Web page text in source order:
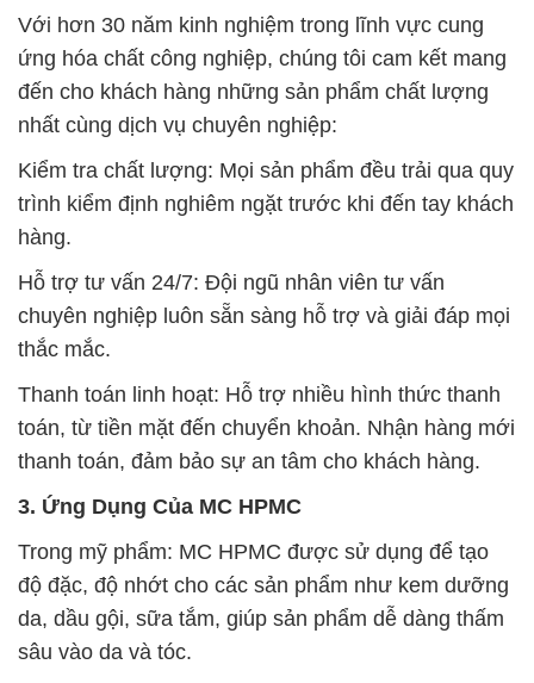
Với hơn 30 năm kinh nghiệm trong lĩnh vực cung
ứng hóa chất công nghiệp, chúng tôi cam kết mang
đến cho khách hàng những sản phẩm chất lượng
nhất cùng dịch vụ chuyên nghiệp:
Kiểm tra chất lượng: Mọi sản phẩm đều trải qua quy
trình kiểm định nghiêm ngặt trước khi đến tay khách
hàng.
Hỗ trợ tư vấn 24/7: Đội ngũ nhân viên tư vấn
chuyên nghiệp luôn sẵn sàng hỗ trợ và giải đáp mọi
thắc mắc.
Thanh toán linh hoạt: Hỗ trợ nhiều hình thức thanh
toán, từ tiền mặt đến chuyển khoản. Nhận hàng mới
thanh toán, đảm bảo sự an tâm cho khách hàng.
3. Ứng Dụng Của MC HPMC
Trong mỹ phẩm: MC HPMC được sử dụng để tạo
độ đặc, độ nhớt cho các sản phẩm như kem dưỡng
da, dầu gội, sữa tắm, giúp sản phẩm dễ dàng thấm
sâu vào da và tóc.